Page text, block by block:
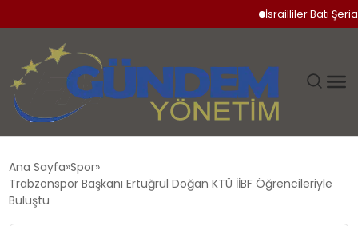
İsrailliler Batı
SIYASET
Ana Sayfa Spor
Trabzonspor Başkanı Ertuğrul Doğan KTÜ İİBF Öğrencileriyle
Buluştu